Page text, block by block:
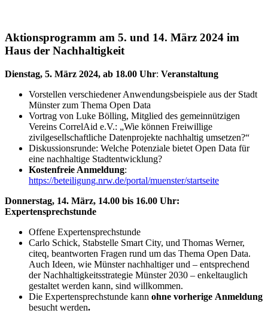
Aktionsprogramm am 5. und 14. März 2024 im
Haus der Nachhaltigkeit
Dienstag, 5. März 2024, ab 18.00 Uhr: Veranstaltung
Vorstellen verschiedener Anwendungsbeispiele aus der Stadt
Münster zum Thema Open Data
Vortrag von Luke Bölling, Mitglied des gemeinnützigen
Vereins CorrelAid e.V.: „Wie können Freiwillige
zivilgesellschaftliche Datenprojekte nachhaltig umsetzen?“
Diskussionsrunde: Welche Potenziale bietet Open Data für
eine nachhaltige Stadtentwicklung?
Kostenfreie Anmeldung:
https://beteiligung.nrw.de/portal/muenster/startseite
Donnerstag, 14. März, 14.00 bis 16.00 Uhr:
Expertensprechstunde
Offene Expertensprechstunde
Carlo Schick, Stabstelle Smart City, und Thomas Werner,
citeq, beantworten Fragen rund um das Thema Open Data.
Auch Ideen, wie Münster nachhaltiger und – entsprechend
der Nachhaltigkeitsstrategie Münster 2030 – enkeltauglich
gestaltet werden kann, sind willkommen.
Die Expertensprechstunde kann ohne vorherige Anmeldung
besucht werden.